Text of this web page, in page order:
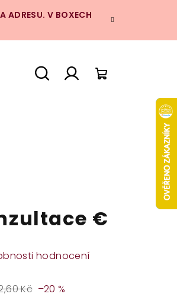
ADRESU. V BOXECH
€
hodnocení
Kč –20 %